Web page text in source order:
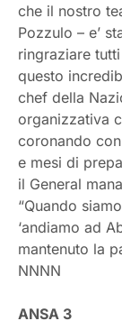
che il nostro
Pozzulo – e’
ringraziare
questo
chef della
organizzativa
coronando
e mesi di
il General
“Quando
‘andiamo ad
mantenuto la
NNNN
ANSA 3